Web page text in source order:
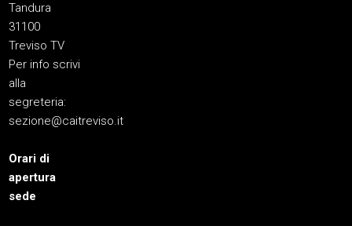
Tandura
31100
Treviso TV
Per info scrivi
alla
segreteria:
sezione@caitreviso.it
Orari di
apertura
sede